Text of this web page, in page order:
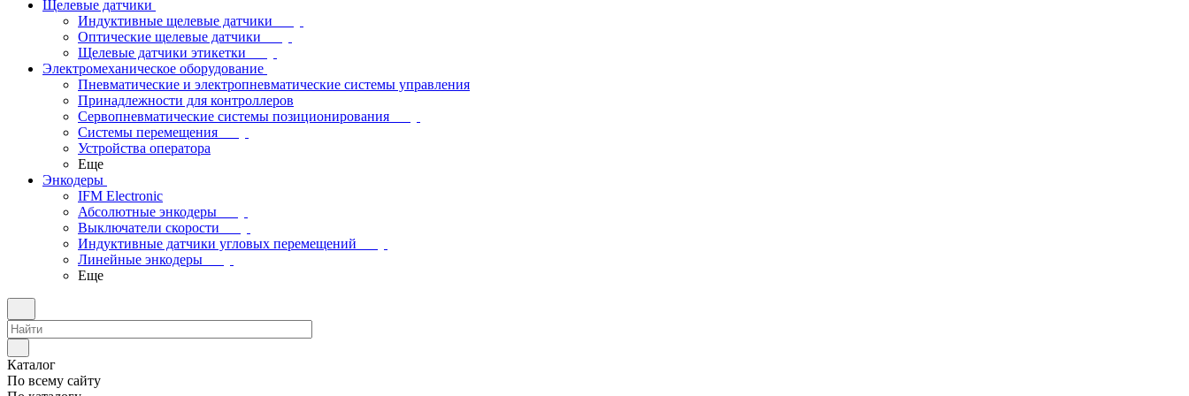
Щелевые датчики
Индуктивные щелевые датчики
Оптические щелевые датчики
Щелевые датчики этикетки
Электромеханическое оборудование
Пневматические и электропневматические системы управления
Принадлежности для контроллеров
Сервопневматические системы позиционирования
Системы перемещения
Устройства оператора
Еще
Энкодеры
IFM Electronic
Абсолютные энкодеры
Выключатели скорости
Индуктивные датчики угловых перемещений
Линейные энкодеры
Еще
Каталог
По всему сайту